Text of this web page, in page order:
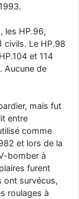
les HP.96,
civils. Le HP.98
et 114
Aucune de
mais fut
entre
comme
et lors de la
bomber à
furent
ont survécus,
roulages à